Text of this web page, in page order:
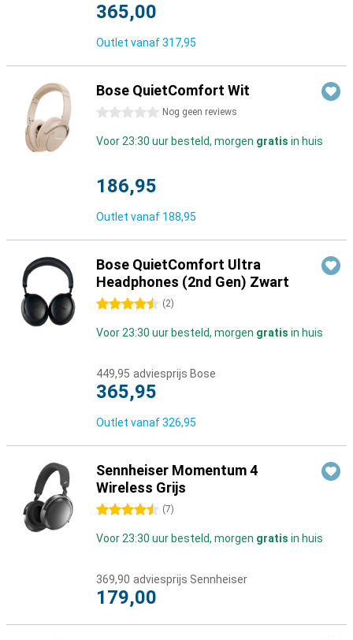
365,00
Outlet vanaf317,95
Bose QuietComfort Wit
0 sterren Nog geen reviews
Voor 23:30 uur besteld, morgen gratis in huis
186,95
Outlet vanaf 188,95
Bose QuietComfort Ultra
Headphones (2nd Gen) Zwart
4.5 sterren (2)
Voor 23:30 uur besteld, morgen gratis in huis
449,95 adviesprijs Bose
365,95
Outlet vanaf326,95
Sennheiser Momentum 4
Wireless Grijs
4.5 sterren (7)
Voor 23:30 uur besteld, morgen gratis in huis
369,90 adviesprijs Sennheiser
179,00